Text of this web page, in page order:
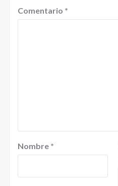
Comentario *
Nombre *